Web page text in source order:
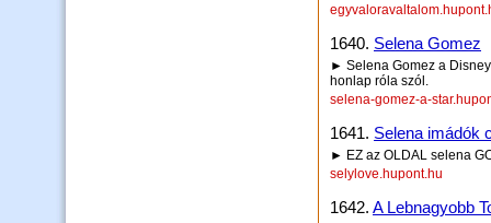
1640. Selena Gomez
► Selena Gomez a
honlap róla szól.
selena-gomez-a-
1641. Selena imádók
► EZ az OLDAL selena
selylove.hupont.hu
1642. A Lebnagyobb